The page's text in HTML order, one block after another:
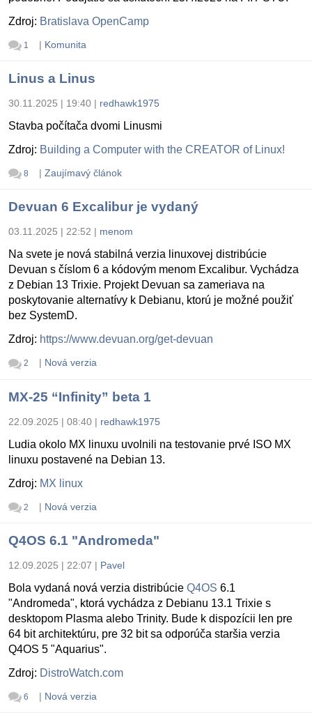
Zdroj: Bratislava OpenCamp
1 | Komunita
Linus a Linus
30.11.2025 | 19:40 | redhawk1975
Stavba počítača dvomi Linusmi
Zdroj: Building a Computer with the CREATOR of Linux!
8 | Zaujímavý článok
Devuan 6 Excalibur je vydaný
03.11.2025 | 22:52 | menom
Na svete je nová stabilná verzia linuxovej distribúcie
Devuan s číslom 6 a kódovým menom Excalibur. Vychádza
z Debian 13 Trixie. Projekt Devuan sa zameriava na
poskytovanie alternatívy k Debianu, ktorú je možné použiť
bez SystemD.
Zdroj: https://www.devuan.org/get-devuan
2 | Nová verzia
MX-25 “Infinity” beta 1
22.09.2025 | 08:40 | redhawk1975
Ludia okolo MX linuxu uvolnili na testovanie prvé ISO MX
linuxu postavené na Debian 13.
Zdroj: MX linux
2 | Nová verzia
Q4OS 6.1 "Andromeda"
12.09.2025 | 22:07 | Pavel
Bola vydaná nová verzia distribúcie Q4OS 6.1
"Andromeda", ktorá vychádza z Debianu 13.1 Trixie s
desktopom Plasma alebo Trinity. Bude k dispozícii len pre
64 bit architektúru, pre 32 bit sa odporúča staršia verzia
Q4OS 5 "Aquarius".
Zdroj: DistroWatch.com
6 | Nová verzia